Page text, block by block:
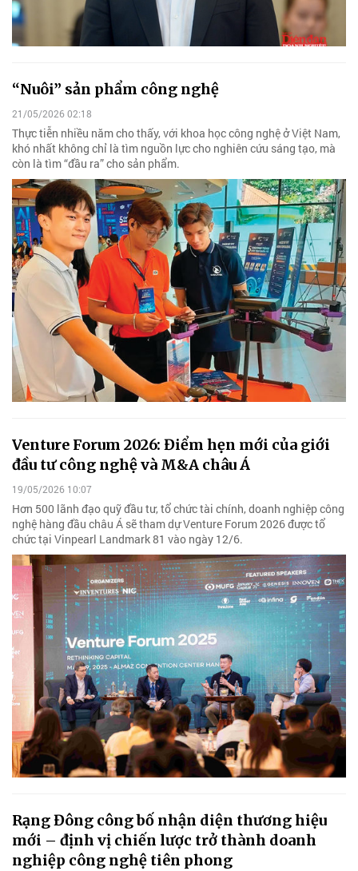
“Nuôi” sản phẩm công nghệ
21/05/2026 02:18
Thực tiễn nhiều năm cho thấy, với khoa học công nghệ ở Việt Nam,
khó nhất không chỉ là tìm nguồn lực cho nghiên cứu sáng tạo, mà
còn là tìm “đầu ra” cho sản phẩm.
Venture Forum 2026: Điểm hẹn mới của giới
đầu tư công nghệ và M&A châu Á
19/05/2026 10:07
Hơn 500 lãnh đạo quỹ đầu tư, tổ chức tài chính, doanh nghiệp công
nghệ hàng đầu châu Á sẽ tham dự Venture Forum 2026 được tổ
chức tại Vinpearl Landmark 81 vào ngày 12/6.
Rạng Đông công bố nhận diện thương hiệu
mới – định vị chiến lược trở thành doanh
nghiệp công nghệ tiên phong